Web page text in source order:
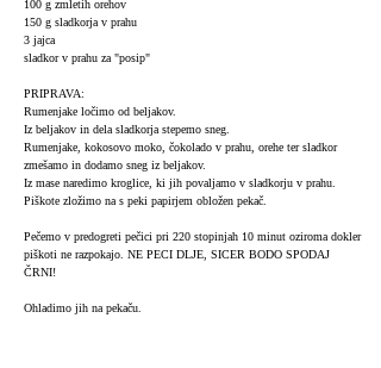
100 g zmletih orehov
150 g sladkorja v prahu
3 jajca
sladkor v prahu za "posip"
PRIPRAVA:
Rumenjake ločimo od beljakov.
Iz beljakov in dela sladkorja stepemo sneg.
Rumenjake, kokosovo moko, čokolado v prahu, orehe ter sladkor
zmešamo in dodamo sneg iz beljakov.
Iz mase naredimo kroglice, ki jih povaljamo v sladkorju v prahu.
Piškote zložimo na s peki papirjem obložen pekač.
Pečemo v predogreti pečici pri 220 stopinjah 10 minut oziroma dokler
piškoti ne razpokajo. NE PECI DLJE, SICER BODO SPODAJ
ČRNI!
Ohladimo jih na pekaču.